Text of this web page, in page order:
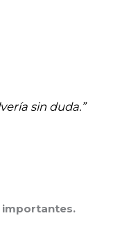
sin duda.”
importantes.